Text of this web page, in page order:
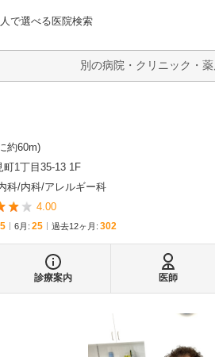
人で選べる医院検索
院なび
約60m)
1丁目35-13 1F
科 内科 アレルギー科
4.00
6月 : 25 過去12ヶ月: 302
診療案内 医師